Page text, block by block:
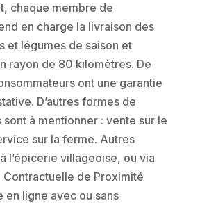
chaque membre de
en charge la livraison des
et légumes de saison et
rayon de 80 kilomètres. De
ont une garantie
D’autres formes de
à mentionner : vente sur le
sur la ferme. Autres
l’épicerie villageoise, ou via
de Proximité
en ligne avec ou sans